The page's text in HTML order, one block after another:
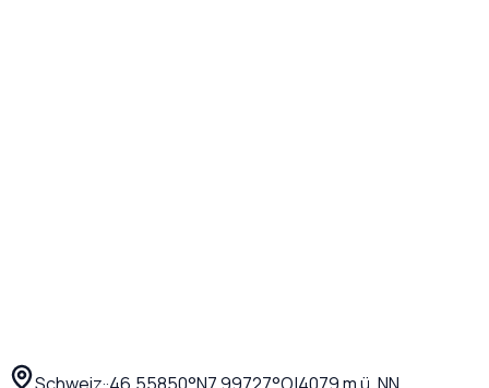
Schweiz··46,55850°N7,99727°O|4079m ü. NN